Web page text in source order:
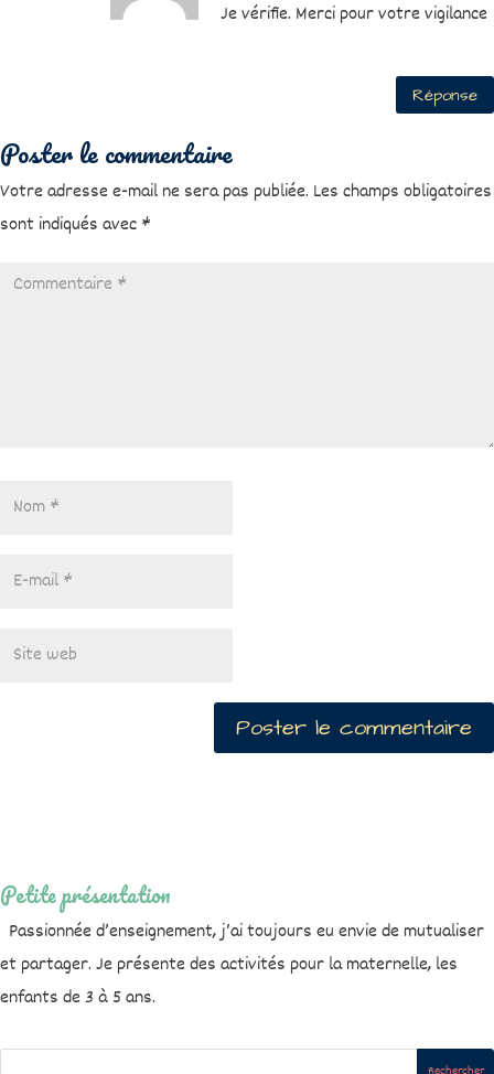
Je vérifie. Merci pour votre vigilance
Réponse
Poster le commentaire
Votre adresse e-mail ne sera pas publiée. Les champs obligatoires
sont indiqués avec *
Petite présentation
Passionnée d’enseignement, j’ai toujours eu envie de mutualiser
et partager. Je présente des activités pour la maternelle, les
enfants de 3 à 5 ans.